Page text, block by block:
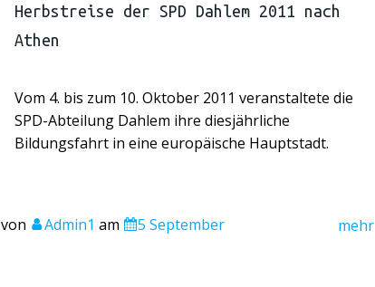
Herbstreise der SPD Dahlem 2011 nach
Athen
Vom 4. bis zum 10. Oktober 2011 veranstaltete die
SPD-Abteilung Dahlem ihre diesjährliche
Bildungsfahrt in eine europäische Hauptstadt.
von Admin1 am 5 September mehr